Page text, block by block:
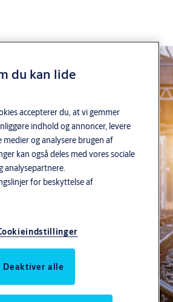
til
midler går Danmark i stå.
anlæg i transportsektoren.
jer med at sikre driften,
og gøre arbejdet
Vi er certificeret i
du kan lide
accepterer du, at vi gemmer
indhold og annoncer, levere
og analysere brugen af
kan også deles med vores sociale
analysepartnere.
for beskyttelse af
Deaktiver alle